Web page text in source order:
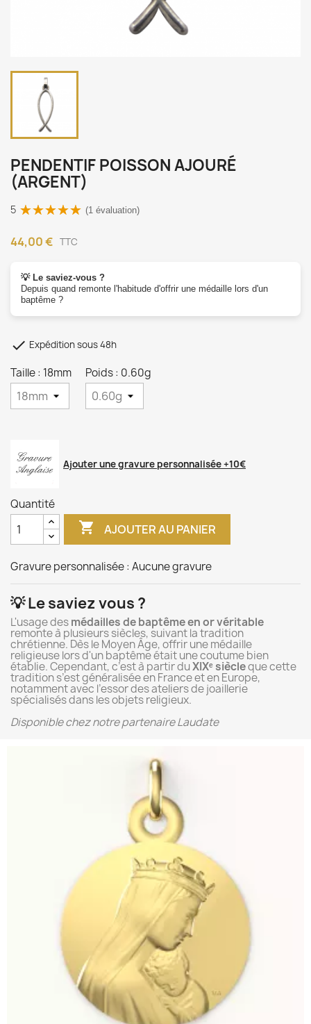
PENDENTIF POISSON AJOURÉ
(ARGENT)
5 (1 évaluation)
44,00 € TTC
💡 Le saviez-vous ?
Depuis quand remonte l'habitude d'offrir une médaille lors d'un
baptême ?
 Expédition sous 48h
Taille : 18mm Poids : 0.60g
Ajouter une gravure personnalisée +10€
Quantité
 AJOUTER AU PANIER
Gravure personnalisée : Aucune gravure
💡 Le saviez vous ?
L'usage desmédailles de baptême en or véritable
remonte à plusieurs siècles, suivant la tradition
chrétienne. Dès le Moyen Âge, offrir une médaille
religieuse lors d'un baptême était une coutume bien
établie. Cependant, c’est à partir duXIXᵉ siècleque cette
tradition s’est généralisée en France et en Europe,
notamment avec l’essor des ateliers de joaillerie
spécialisés dans les objets religieux.
Disponible chez notre partenaire Laudate